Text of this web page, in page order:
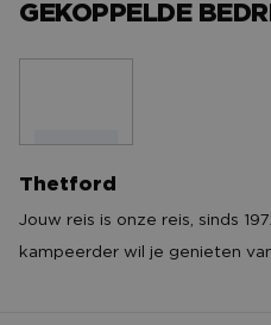
GEKOPPELDE
Thetford
Jouw reis is onze reis, sinds 1972 Als bevlogen reiziger
kampeerder wil je genieten
Thetford